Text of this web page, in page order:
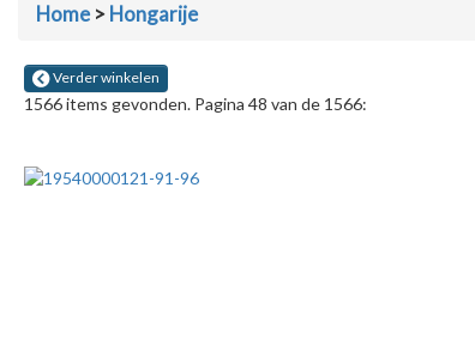
Home>Hongarije
Verder winkelen
1566 items gevonden. Pagina 48 van de 1566: